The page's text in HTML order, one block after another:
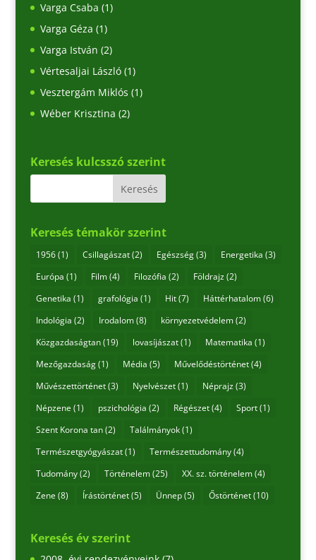
Varga Csaba (1)
Varga Géza (1)
Varga István (2)
Vértesaljai László(1)
Vesztergám Miklós (1)
Wéber Krisztina (2)
Keresés kulcsszó szerint
Keresés témakör szerint
1956(1) Csillagászat(2) Egészség(3) Energetika (3)
Európa (1) Film(4) Filozófia (2) Földrajz(2)
Genetika (1) grafológia (1) Hit(7) Háttérhatalom(6)
Indológia (2) Irodalom(8) környezetvédelem(2)
Közgazdaságtan(19) lovasíjászat(1) Matematika (1)
Mezőgazdaság(1) Média (5) Művelődéstörténet(4)
Művészettörténet(3) Nyelvészet(1) Néprajz(3)
Népzene (1) pszichológia (2) Régészet(4) Sport(1)
Szent Korona tan(2) Találmányok(1)
Természetgyógyászat(1) Természettudomány(4)
Tudomány(2) Történelem(25) XX. sz. történelem(4)
Zene (8) Írástörténet(5) Ünnep(5) Őstörténet(10)
Keresés év szerint